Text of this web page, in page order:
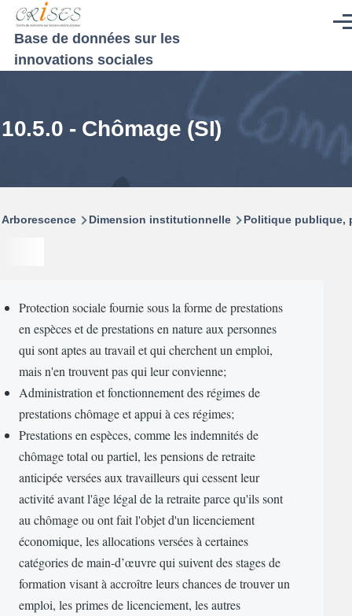
Aller au contenu principal
Base de données sur les
innovations sociales
10.5.0 - Chômage (SI)
Fil
Arborescence Dimension institutionnelle Politique publique,
Protection sociale fournie sous la forme de prestations
en espèces et de prestations en nature aux personnes
qui sont aptes au travail et qui cherchent un emploi,
mais n'en trouvent pas qui leur convienne;
Administration et fonctionnement des régimes de
prestations chômage et appui à ces régimes;
Prestations en espèces, comme les indemnités de
chômage total ou partiel, les pensions de retraite
anticipée versées aux travailleurs qui cessent leur
activité avant l'âge légal de la retraite parce qu'ils sont
au chômage ou ont fait l'objet d'un licenciement
économique, les allocations versées à certaines
catégories de main-d’œuvre qui suivent des stages de
formation visant à accroître leurs chances de trouver un
emploi, les primes de licenciement, les autres